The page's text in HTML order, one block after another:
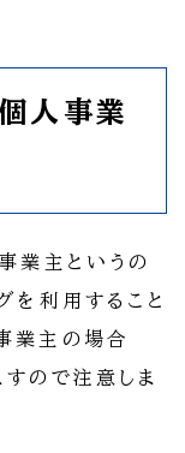
個人事業
業主というの
を利用すること
業主の場合
ので注意しま